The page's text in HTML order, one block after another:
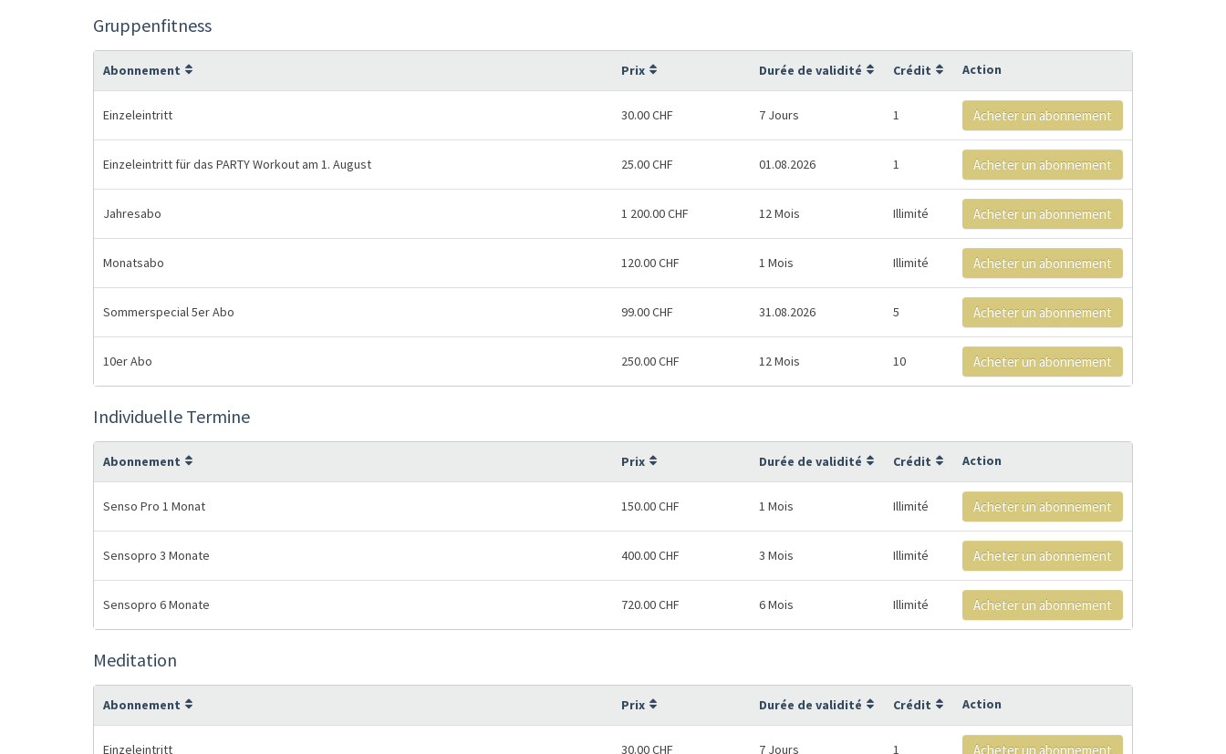
Gruppenfitness
Abonnement Prix Durée de validité Crédit Action
Einzeleintritt 30.00 CHF 7 Jours 1 Acheter un abonnement
Einzeleintritt für das PARTY Workout am 1. August 25.00 CHF 01.08.2026 1 Acheter un abonnement
Jahresabo 1 200.00 CHF 12 Mois Illimité Acheter un abonnement
Monatsabo 120.00 CHF 1 Mois Illimité Acheter un abonnement
Sommerspecial 5er Abo 99.00 CHF 31.08.2026 5 Acheter un abonnement
10er Abo 250.00 CHF 12 Mois 10 Acheter un abonnement
Individuelle Termine
Abonnement Prix Durée de validité Crédit Action
Senso Pro 1 Monat 150.00 CHF 1 Mois Illimité Acheter un abonnement
Sensopro 3 Monate 400.00 CHF 3 Mois Illimité Acheter un abonnement
Sensopro 6 Monate 720.00 CHF 6 Mois Illimité Acheter un abonnement
Meditation
Abonnement Prix Durée de validité Crédit Action
Einzeleintritt 30.00 CHF 7 Jours 1 Acheter un abonnement